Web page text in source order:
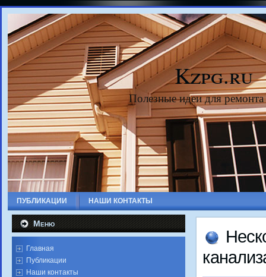
Kzpg.ru
Полезные идеи для
ПУБЛИКАЦИИ НАШИ КОНТАКТЫ
Меню
Главная
Публикации
Наши контакты